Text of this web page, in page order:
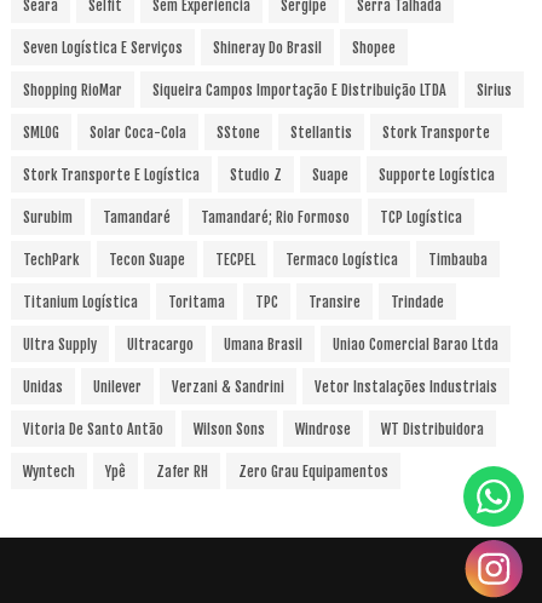
Seara Selfit Sem Experiencia Sergipe Serra Talhada
Seven Logística E Serviços Shineray Do Brasil Shopee
Shopping RioMar Siqueira Campos Importação E Distribuição LTDA Sirius
SMLOG Solar Coca-Cola SStone Stellantis Stork Transporte
Stork Transporte E Logística Studio Z Suape Supporte Logística
Surubim Tamandaré Tamandaré; Rio Formoso TCP Logística
TechPark Tecon Suape TECPEL Termaco Logística Timbauba
Titanium Logística Toritama TPC Transire Trindade
Ultra Supply Ultracargo Umana Brasil Uniao Comercial Barao Ltda
Unidas Unilever Verzani & Sandrini Vetor Instalações Industriais
Vitoria De Santo Antão Wilson Sons Windrose WT Distribuidora
Wyntech Ypê Zafer RH Zero Grau Equipamentos